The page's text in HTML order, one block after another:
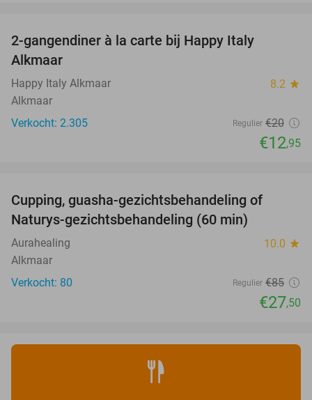
2-gangendiner à la carte bij Happy Italy
Alkmaar
Happy Italy Alkmaar 8.2 star
Alkmaar
Verkocht: 2.305
Regulier €20
€12,95
Cupping, guasha-gezichtsbehandeling of
Naturys-gezichtsbehandeling (60 min)
Aurahealing 10.0 star
Alkmaar
Verkocht: 80
Regulier €85
€27,50